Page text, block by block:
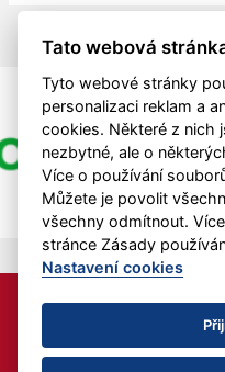
HC MAD BULL z.s. je
Tato webová
Tyto webové stránky
personalizaci reklam a
cookies. Některé z nich
nezbytné, ale o
Více o používání
Můžete je povolit
všechny odmítnout.
stránce Zásady
Nastavení cookies